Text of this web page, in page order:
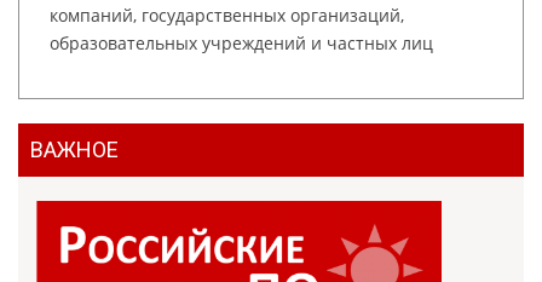
компаний, государственных организаций,
образовательных учреждений и частных лиц
ВАЖНОЕ